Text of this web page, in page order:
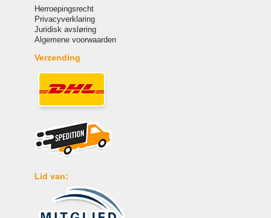
Herroepingsrecht
Privacyverklaring
Juridisk avsløring
Algemene voorwaarden
Verzending
Lid van: